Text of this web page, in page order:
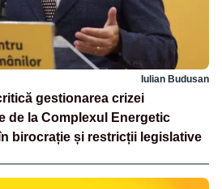
Iulian Budusan
gestionarea crizei
de la Complexul Energetic
birocrație și restricții legislative